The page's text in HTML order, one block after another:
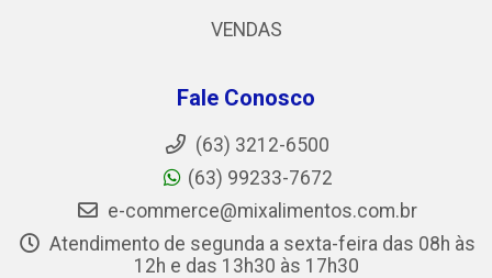
VENDAS
Fale Conosco
(63) 3212-6500
(63) 99233-7672
e-commerce@mixalimentos.com.br
Atendimento de segunda a sexta-feira das 08h às
12h e das 13h30 às 17h30